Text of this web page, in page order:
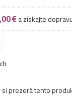
€a získajte
prezerá tento